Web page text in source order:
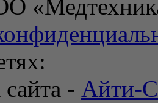
сайта - Айти-